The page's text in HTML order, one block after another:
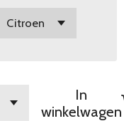
In
winkelwagen